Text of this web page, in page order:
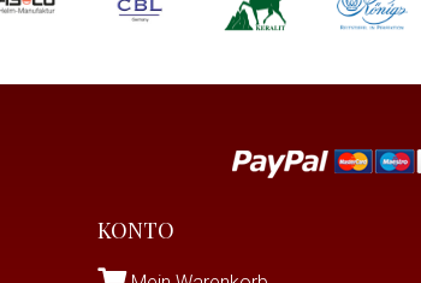
KONTO